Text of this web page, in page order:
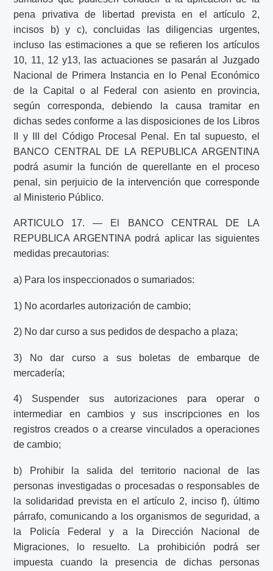
pena privativa de libertad prevista en el artículo 2,
incisos b) y c), concluidas las diligencias urgentes,
incluso las estimaciones a que se refieren los artículos
10, 11, 12 y13, las actuaciones se pasarán al Juzgado
Nacional de Primera Instancia en lo Penal Económico
de la Capital o al Federal con asiento en provincia,
según corresponda, debiendo la causa tramitar en
dichas sedes conforme a las disposiciones de los Libros
II y III del Código Procesal Penal. En tal supuesto, el
BANCO CENTRAL DE LA REPUBLICA ARGENTINA
podrá asumir la función de querellante en el proceso
penal, sin perjuicio de la intervención que corresponde
al Ministerio Público.
ARTICULO 17. — El BANCO CENTRAL DE LA
REPUBLICA ARGENTINA podrá aplicar las siguientes
medidas precautorias:
a) Para los inspeccionados o sumariados:
1) No acordarles autorización de cambio;
2) No dar curso a sus pedidos de despacho a plaza;
3) No dar curso a sus boletas de embarque de
mercadería;
4) Suspender sus autorizaciones para operar o
intermediar en cambios y sus inscripciones en los
registros creados o a crearse vinculados a operaciones
de cambio;
b) Prohibir la salida del territorio nacional de las
personas investigadas o procesadas o responsables de
la solidaridad prevista en el artículo 2, inciso f), último
párrafo, comunicando a los organismos de seguridad, a
la Policía Federal y a la Dirección Nacional de
Migraciones, lo resuelto. La prohibición podrá ser
impuesta cuando la presencia de dichas personas